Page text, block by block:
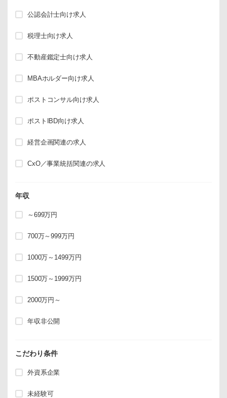
公認会計士向け求人
税理士向け求人
不動産鑑定士向け求人
MBAホルダー向け求人
ポストコンサル向け求人
ポストIBD向け求人
経営企画関連の求人
CxO／事業統括関連の求人
年収
～699万円
700万～999万円
1000万～1499万円
1500万～1999万円
2000万円～
年収非公開
こだわり条件
外資系企業
未経験可